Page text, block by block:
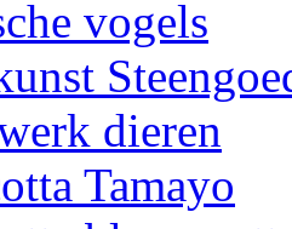
vogels
dieren
Tamayo